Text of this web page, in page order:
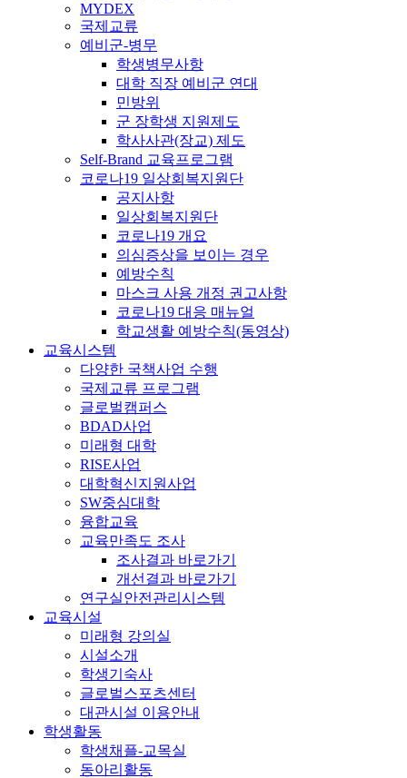
MYDEX
국제교류
예비군-병무
학생병무사항
대학 직장 예비군 연대
민방위
군 장학생 지원제도
학사사관(장교) 제도
Self-Brand 교육프로그램
코로나19 일상회복지원단
공지사항
일상회복지원단
코로나19 개요
의심증상을 보이는 경우
예방수칙
마스크 사용 개정 권고사항
코로나19 대응 매뉴얼
학교생활 예방수칙(동영상)
교육시스템
다양한 국책사업 수행
국제교류 프로그램
글로벌캠퍼스
BDAD사업
미래형 대학
RISE사업
대학혁신지원사업
SW중심대학
융합교육
교육만족도 조사
조사결과 바로가기
개선결과 바로가기
연구실안전관리시스템
교육시설
미래형 강의실
시설소개
학생기숙사
글로벌스포츠센터
대관시설 이용안내
학생활동
학생채플-교목실
동아리활동